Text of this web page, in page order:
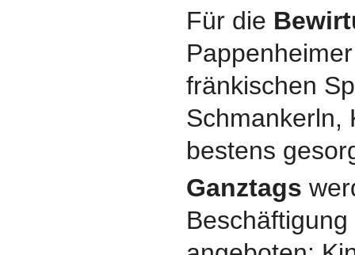
Für die
fränkischen
Schmankerln,
bestens
Ganztags